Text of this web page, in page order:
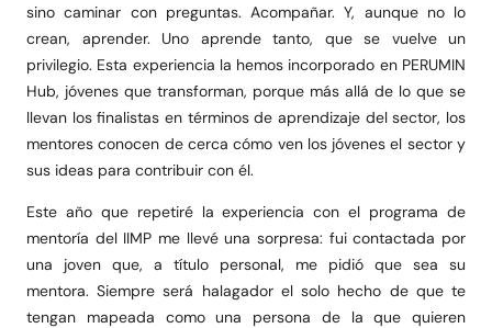
sino caminar con preguntas. Acompañar. Y, aunque no lo
crean, aprender. Uno aprende tanto, que se vuelve un
privilegio. Esta experiencia la hemos incorporado en PERUMIN
Hub, jóvenes que transforman, porque más allá de lo que se
llevan los finalistas en términos de aprendizaje del sector, los
mentores conocen de cerca cómo ven los jóvenes el sector y
sus ideas para contribuir con él.
Este año que repetiré la experiencia con el programa de
mentoría del IIMP me llevé una sorpresa: fui contactada por
una joven que, a título personal, me pidió que sea su
mentora. Siempre será halagador el solo hecho de que te
tengan mapeada como una persona de la que quieren